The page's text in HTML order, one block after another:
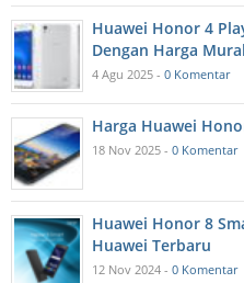
Huawei Honor 4
Dengan Harga
4 Agu 2025 - 0 Komentar
Harga Huawei
18 Nov 2025 - 0 Komentar
Huawei Honor 8
Huawei Terbaru
12 Nov 2024 - 0 Komentar